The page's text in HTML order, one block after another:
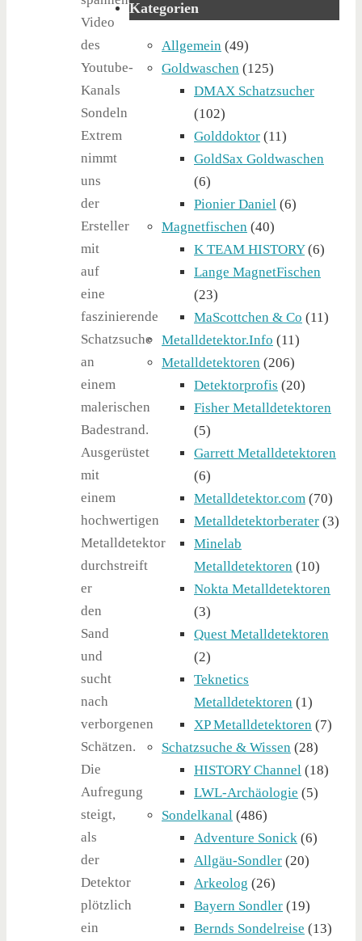
Video
des
Youtube-
Kanals
Sondeln
Extrem
nimmt
uns
der
Ersteller
mit
auf
eine
faszinierende
Schatzsuche
an
einem
malerischen
Badestrand.
Ausgerüstet
mit
einem
hochwertigen
Metalldetektor
durchstreift
er
den
Sand
und
sucht
nach
verborgenen
Schätzen.
Die
Aufregung
steigt,
als
der
Detektor
plötzlich
ein
Metalldetektor-Profi-Set,
Multifrequenz, wasserdicht bis 5m
Kategorien
Allgemein (49)
Goldwaschen (125)
DMAX Schatzsucher
(102)
Golddoktor (11)
GoldSax Goldwaschen
(6)
Pionier Daniel (6)
Magnetfischen (40)
K TEAM HISTORY(6)
Lange MagnetFischen
(23)
MaScottchen & Co (11)
Metalldetektor.Info (11)
Metalldetektoren (206)
Detektorprofis (20)
Fisher Metalldetektoren
(5)
Garrett Metalldetektoren
(6)
Metalldetektor.com (70)
Metalldetektorberater (3)
Minelab
Metalldetektoren (10)
Nokta Metalldetektoren
(3)
Quest Metalldetektoren
(2)
Teknetics
Metalldetektoren (1)
XP Metalldetektoren (7)
Schatzsuche & Wissen (28)
HISTORY Channel (18)
LWL-Archäologie (5)
Sondelkanal (486)
Adventure Sonick (6)
Allgäu-Sondler (20)
Arkeolog (26)
Bayern Sondler (19)
Bernds Sondelreise (13)